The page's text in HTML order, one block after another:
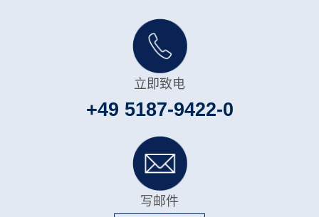
立即致电
+49 5187-9422-0
写邮件